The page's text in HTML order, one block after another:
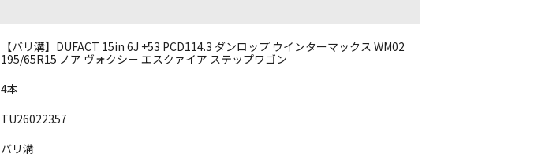
【バリ溝】DUFACT 15in 6J +53 PCD114.3 ダンロップ ウインターマックス WM02
195/65R15 ノア ヴォクシー エスクァイア ステップワゴン
4本
TU26022357
バリ溝